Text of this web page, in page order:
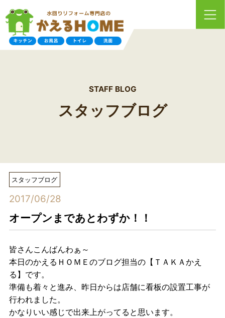
STAFF BLOG
スタッフブログ
スタッフブログ
2017/06/28
オープンまであとわずか！！
皆さんこんばんわぁ～
本日のかえるＨＯＭＥのブログ担当の【ＴＡＫＡかえ
る】です。
準備も着々と進み、昨日からは店舗に看板の設置工事が
行われました。
かなりいい感じで出来上がってると思います。